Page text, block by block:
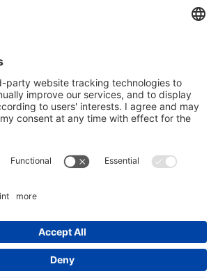
ricevere la newsletter di REO AG e di
trattamento dei miei dati.
come piattaforma di marketing.
il modulo, l'utente riconosce che le
alleCondizioni d'uso.
| fromVidemiwith ♥︎
NTT 400 D
REOLAB 220 TRIFASE AC ALTA
220